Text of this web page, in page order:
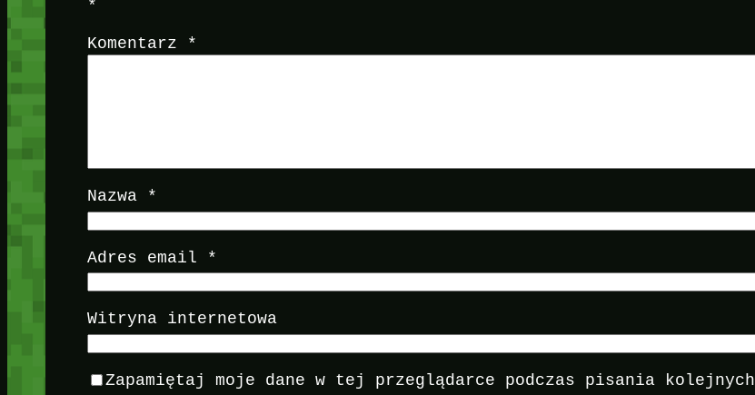
*
Komentarz *
Nazwa *
Adres email *
Witryna internetowa
Zapamiętaj moje dane w tej przeglądarce podczas pisania kolejnych